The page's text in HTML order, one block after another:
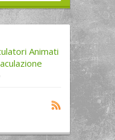
Animati